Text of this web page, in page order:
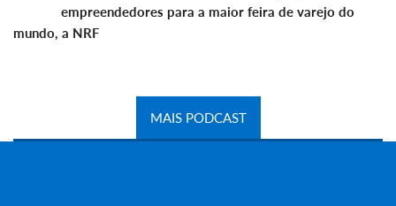
empreendedores para a maior feira de varejo do
mundo, a NRF
MAIS PODCAST